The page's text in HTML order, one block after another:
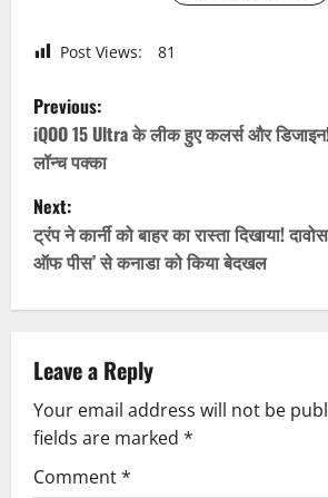
Post Views: 81
P
o
s
t
n
v
i
g
Previous:
iQOO 15 Ultra के लीक हुए कलर्स और
लॉन्च पक्का
Next:
ट्रंप ने कार्नी को बाहर का रास्ता दिखाया!
ऑफ पीस’ से कनाडा को किया बेदखल
Leave a Reply
Your email address will not be
fields are marked *
Comment*